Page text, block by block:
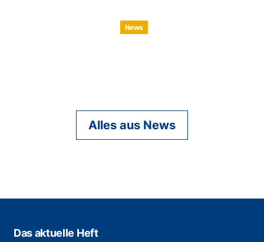
News
Alles aus News
Das aktuelle Heft